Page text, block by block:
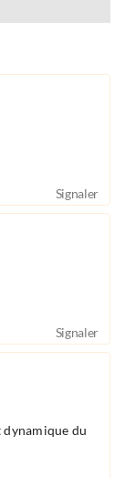
Signaler
Signaler
du